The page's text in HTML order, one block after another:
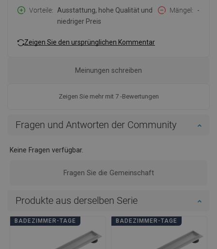
Vorteile
Ausstattung, hohe Qualität und
niedriger Preis
Mängel -
Zeigen Sie den ursprünglichen Kommentar
Zeigen Sie mehr mit 7 -Bewertungen
Meinungen schreiben
Fragen und Antworten der Community
Keine Fragen verfügbar.
Fragen Sie die Gemeinschaft
Produkte aus derselben Serie
BADEZIMMER-TAGE BADEZIMMER-TAGE